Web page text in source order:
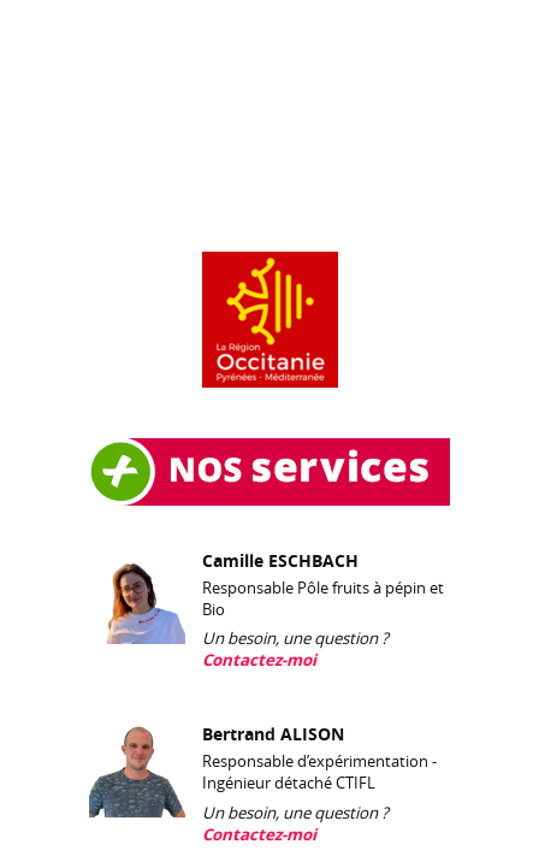
Camille ESCHBACH
Responsable Pôle fruits à pépin et
Bio
Un besoin, une question ?
Contactez-moi
Bertrand ALISON
Responsable d’expérimentation -
Ingénieur détaché CTIFL
Un besoin, une question ?
Contactez-moi